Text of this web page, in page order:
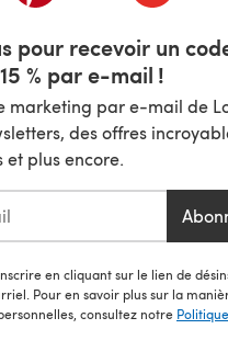
pour recevoir un
% par e-mail !
marketing par e-mail de
des offres
plus encore.
en cliquant sur le lien de
Pour en savoir plus sur la
consultez notre